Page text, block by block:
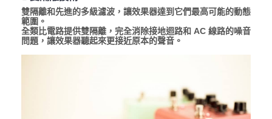
雙隔離和先進的多級濾波，讓效果器達到它們最高可能的動態
範圍。
全類比電路提供雙隔離，完全消除接地迴路和 AC 線路的噪音
問題，讓效果器聽起來更接近原本的聲音。